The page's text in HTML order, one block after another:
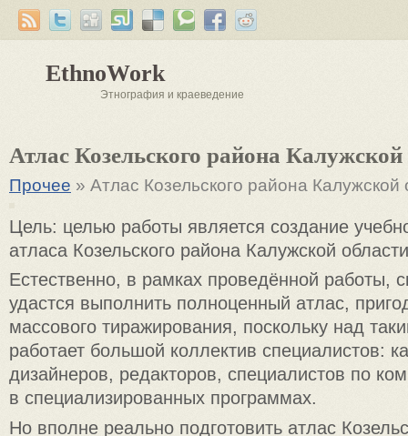
EthnoWork
Этнография и краеведение
Атлас Козельского района Калужской
Прочее » Атлас Козельского района Калужской
Цель: целью работы является создание
атласа Козельского района Калужской
Естественно, в рамках проведённой работы,
удастся выполнить полноценный атлас,
массового тиражирования, поскольку над
работает большой коллектив специалистов:
дизайнеров, редакторов, специалистов по
в специализированных программах.
Но вполне реально подготовить атлас